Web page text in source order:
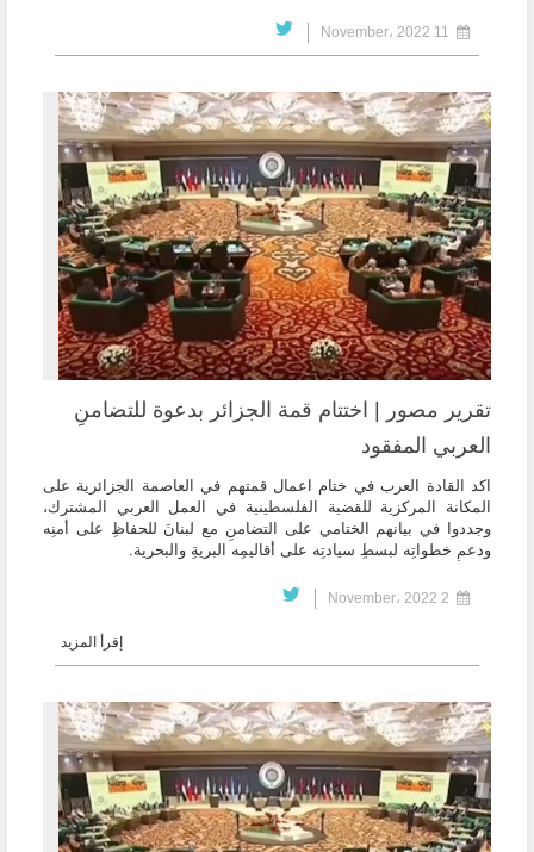
تقرير مصور | اختتام قمة الجزائر بدعوة للتضامنِ
العربي المفقود
اكد القادة العرب في ختام اعمال قمتهم في العاصمة الجزائرية على
المكانة المركزية للقضية الفلسطينية في العمل العربي المشترك،
وجددوا في بيانهم الختامي على التضامنِ مع لبنانَ للحفاظِ على أمنِه
ودعمِ خطواتِه لبسطِ سيادتِه على أقاليمِه البريةِ والبحرية.
إقرأ المزيد